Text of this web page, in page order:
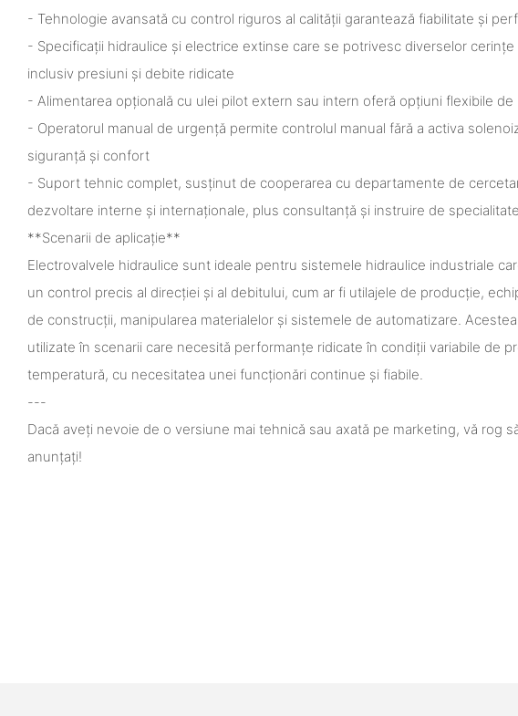
- Tehnologie avansată cu control riguros al calității garantează fiabilitate și
- Specificații hidraulice și electrice extinse care se potrivesc diverselor cerințe
inclusiv presiuni și debite ridicate
- Alimentarea opțională cu ulei pilot extern sau intern oferă opțiuni flexibile de
- Operatorul manual de urgență permite controlul manual fără a activa
siguranță și confort
- Suport tehnic complet, susținut de cooperarea cu departamente de
dezvoltare interne și internaționale, plus consultanță și instruire de specialitate
**Scenarii de aplicație**
Electrovalvele hidraulice sunt ideale pentru sistemele hidraulice industriale
un control precis al direcției și al debitului, cum ar fi utilajele de producție,
de construcții, manipularea materialelor și sistemele de automatizare.
utilizate în scenarii care necesită performanțe ridicate în condiții variabile de
temperatură, cu necesitatea unei funcționări continue și fiabile.
---
Dacă aveți nevoie de o versiune mai tehnică sau axată pe marketing, vă rog
anunțați!